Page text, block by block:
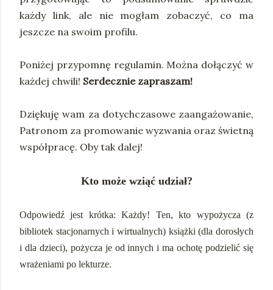
każdy link, ale nie mogłam zobaczyć, co ma
jeszcze na swoim profilu.
Poniżej przypomnę regulamin. Można dołączyć w
każdej chwili! Serdecznie zapraszam!
Dziękuję wam za dotychczasowe zaangażowanie,
Patronom za promowanie wyzwania oraz świetną
współpracę. Oby tak dalej!
Kto może wziąć udział?
Odpowiedź jest krótka: Każdy! Ten, kto wypożycza (z
bibliotek stacjonarnych i wirtualnych) książki (dla dorosłych
i dla dzieci), pożycza je od innych i ma ochotę podzielić się
wrażeniami po lekturze.